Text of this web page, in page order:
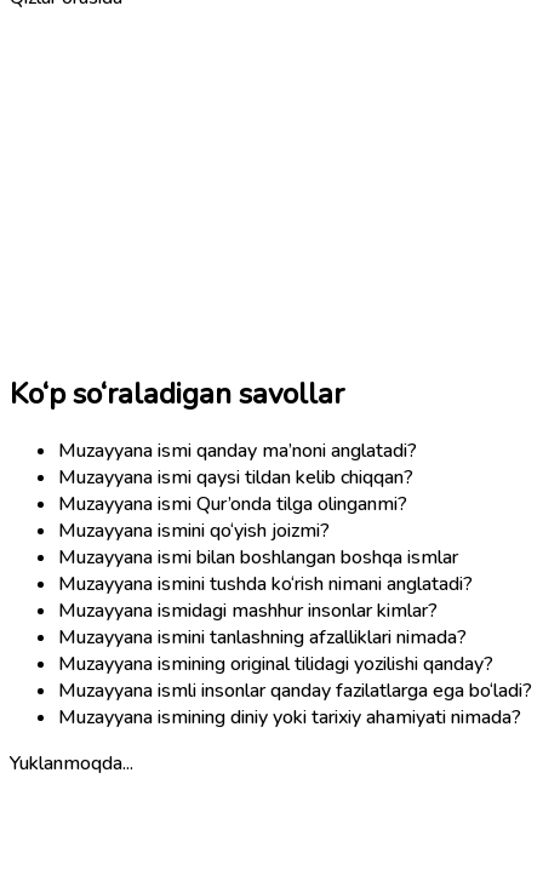
Ko‘p so‘raladigan savollar
Muzayyana ismi qanday ma’noni anglatadi?
Muzayyana ismi qaysi tildan kelib chiqqan?
Muzayyana ismi Qur’onda tilga olinganmi?
Muzayyana ismini qo‘yish joizmi?
Muzayyana ismi bilan boshlangan boshqa ismlar
Muzayyana ismini tushda ko‘rish nimani anglatadi?
Muzayyana ismidagi mashhur insonlar kimlar?
Muzayyana ismini tanlashning afzalliklari nimada?
Muzayyana ismining original tilidagi yozilishi qanday?
Muzayyana ismli insonlar qanday fazilatlarga ega bo‘ladi?
Muzayyana ismining diniy yoki tarixiy ahamiyati nimada?
Yuklanmoqda...